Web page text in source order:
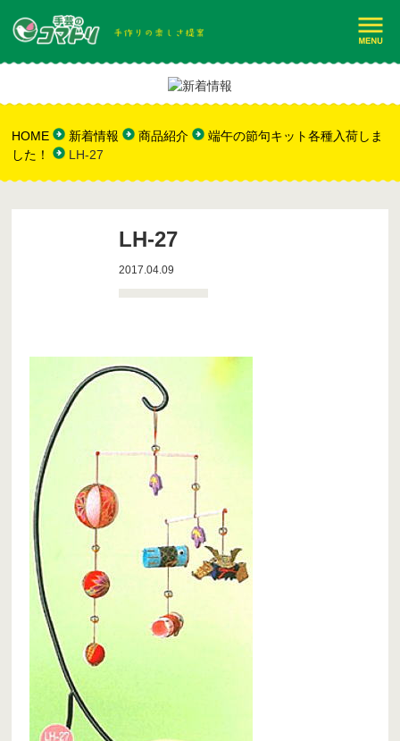
HOME 新着情報 商品紹介
端午の節句キット各種入荷しま
した！
LH-27
LH-27
2017.04.09